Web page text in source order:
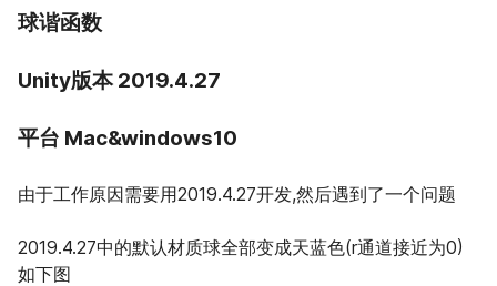
球谐函数
Unity版本 2019.4.27
平台 Mac&windows10
由于工作原因需要用2019.4.27开发,然后遇到了一个问题
2019.4.27中的默认材质球全部变成天蓝色(r通道接近为0)
如下图